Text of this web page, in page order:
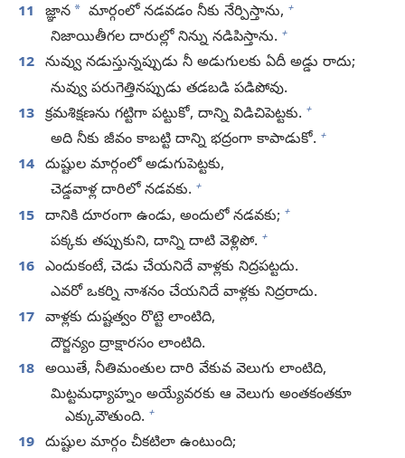
11 జ్ఞాన * మార్గంలో నడవడం నీకు నేర్పిస్తాను, +
నిజాయితీగల దారుల్లో నిన్ను నడిపిస్తాను. +
12 నువ్వు నడుస్తున్నప్పుడు నీ అడుగులకు ఏదీ అడ్డు రాదు;
నువ్వు పరుగెత్తినప్పుడు తడబడి పడిపోవు.
13 క్రమశిక్షణను గట్టిగా పట్టుకో, దాన్ని విడిచిపెట్టకు. +
అది నీకు జీవం కాబట్టి దాన్ని భద్రంగా కాపాడుకో. +
14 దుష్టుల మార్గంలో అడుగుపెట్టకు,
చెడ్డవాళ్ల దారిలో నడవకు. +
15 దానికి దూరంగా ఉండు, అందులో నడవకు; +
పక్కకు తప్పుకుని, దాన్ని దాటి వెళ్లిపో. +
16 ఎందుకంటే, చెడు చేయనిదే వాళ్లకు నిద్రపట్టదు.
ఎవరో ఒకర్ని నాశనం చేయనిదే వాళ్లకు నిద్రరాదు.
17 వాళ్లకు దుష్టత్వం రొట్టె లాంటిది,
దౌర్జన్యం ద్రాక్షారసం లాంటిది.
18 అయితే, నీతిమంతుల దారి వేకువ వెలుగు లాంటిది,
మిట్టమధ్యాహ్నం అయ్యేవరకు ఆ వెలుగు అంతకంతకూ
ఎక్కువౌతుంది. +
19 దుష్టుల మార్గం చీకటిలా ఉంటుంది;